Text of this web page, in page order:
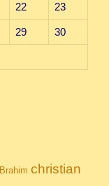
22 23
29 30
Brahim christian